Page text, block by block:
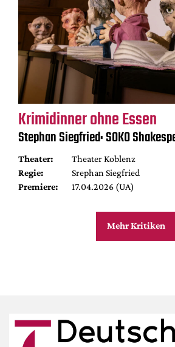
Krimidinner ohne Essen
Stephan Siegfried: SOKO
Theater:
Theater Koblenz
Regie:
Srephan Siegfried
Premiere:
17.04.2026 (UA)
Mehr Kritiken